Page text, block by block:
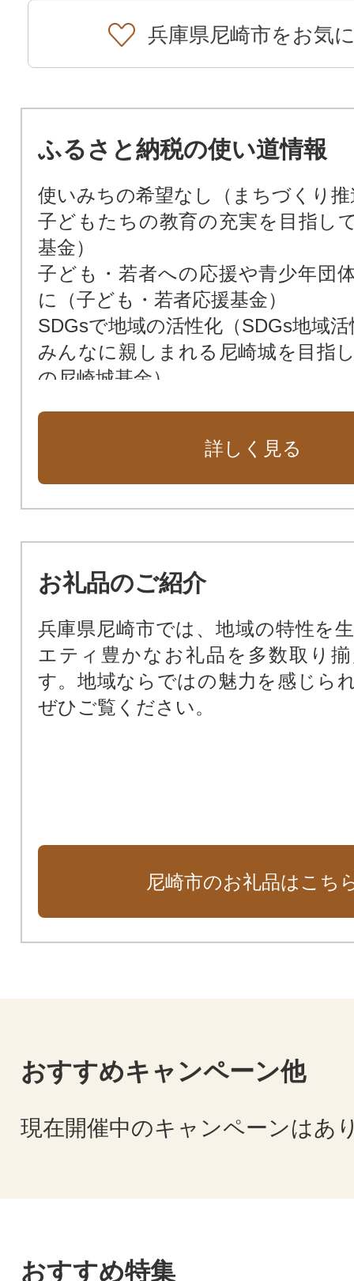
兵庫県尼崎市をお気
ふるさと納税の使い道情報
使いみちの希望なし（まちづくり推
子どもたちの教育の充実を目指し
基金）
子ども・若者への応援や青少年団
に（子ども・若者応援基金）
SDGsで地域の活性化（SDGs地域
みんなに親しまれる尼崎城を目指
の尼崎城基金）
市民福祉の向上のために（市民福祉
動物愛護のために（動物愛護基金）
新しい本庁舎を建設（新本庁舎建設
基金）
尼崎の歴史文化を次世代に受け継
化財保存活用基金）
阪神タイガースファーム施設周辺
田南公園周辺地域活性化基金）
詳しく見る
お礼品のご紹介
兵庫県尼崎市では、地域の特性を
エティ豊かなお礼品を多数取り
す。地域ならではの魅力を感じら
ぜひご覧ください。
尼崎市のお礼品はこち
おすすめキャンペーン他
現在開催中のキャンペーンはあ
おすすめ特集